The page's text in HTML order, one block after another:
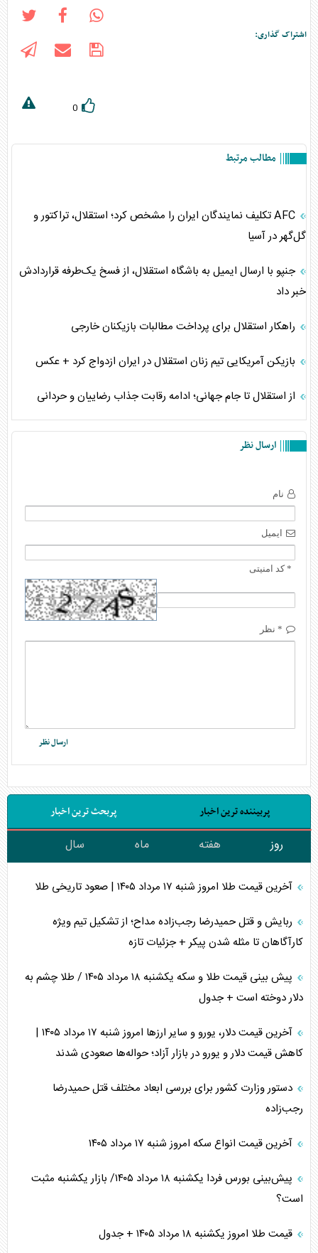
اشتراک گذاری:
0
مطالب مرتبط
AFC تکلیف نمایندگان ایران را مشخص کرد؛ استقلال، تراکتور و
گل‌گهر در آسیا
جنپو با ارسال ایمیل به باشگاه استقلال، از فسخ یک‌طرفه قراردادش
خبر داد
راهکار استقلال برای پرداخت مطالبات بازیکنان خارجی
بازیکن آمریکایی تیم زنان استقلال در ایران ازدواج کرد + عکس
از استقلال تا جام جهانی؛ ادامه رقابت جذاب رضاییان و حردانی
ارسال نظر
نام
ایمیل
* کد امنیتی
* نظر
پربیننده ترین اخبار پربحث ترین اخبار
روز هفته ماه سال
آخرین قیمت طلا امروز شنبه ۱۷ مرداد ۱۴۰۵ | صعود تاریخی طلا
ربایش و قتل حمیدرضا رجب‌زاده مداح؛ از تشکیل تیم ویژه
کارآگاهان تا مثله شدن پیکر + جزئیات تازه
پیش بینی قیمت طلا و سکه یکشنبه ۱۸ مرداد ۱۴۰۵ / طلا چشم به
دلار دوخته است + جدول
آخرین قیمت دلار، یورو و سایر ارز‌ها امروز شنبه ۱۷ مرداد ۱۴۰۵ |
کاهش قیمت دلار و یورو در بازار آزاد؛ حواله‌ها صعودی شدند
دستور وزارت کشور برای بررسی ابعاد مختلف قتل حمیدرضا
رجب‌زاده
آخرین قیمت انواع سکه امروز شنبه ۱۷ مرداد ۱۴۰۵
پیش‌بینی بورس فردا یکشنبه ۱۸ مرداد ۱۴۰۵/ بازار یکشنبه مثبت
است؟
قیمت طلا امروز یکشنبه ۱۸ مرداد ۱۴۰۵ + جدول